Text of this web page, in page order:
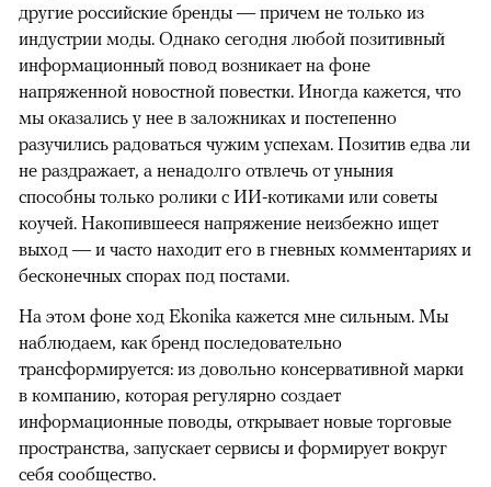
другие российские бренды — причем не только из
индустрии моды. Однако сегодня любой позитивный
информационный повод возникает на фоне
напряженной новостной повестки. Иногда кажется, что
мы оказались у нее в заложниках и постепенно
разучились радоваться чужим успехам. Позитив едва ли
не раздражает, а ненадолго отвлечь от уныния
способны только ролики с ИИ-котиками или советы
коучей. Накопившееся напряжение неизбежно ищет
выход — и часто находит его в гневных комментариях и
бесконечных спорах под постами.
На этом фоне ход Ekonika кажется мне сильным. Мы
наблюдаем, как бренд последовательно
трансформируется: из довольно консервативной марки
в компанию, которая регулярно создает
информационные поводы, открывает новые торговые
пространства, запускает сервисы и формирует вокруг
себя сообщество.